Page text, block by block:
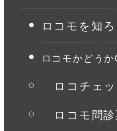
ロコモを知ろ
ロコモかどう
ロコチェッ
ロコモ問